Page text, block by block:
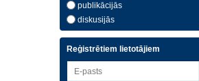
publikācijās
diskusijās
Reģistrētiem lietotājiem